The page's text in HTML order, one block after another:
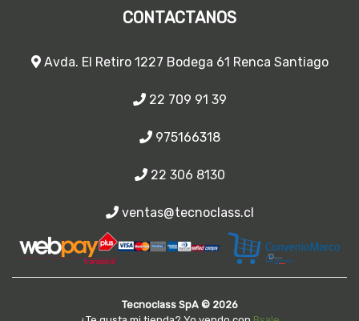
CONTACTANOS
Avda. El Retiro 1227 Bodega 61 Renca Santiago
22 709 91 39
975166318
22 306 8130
ventas@tecnoclass.cl
Tecnoclass SpA © 2026